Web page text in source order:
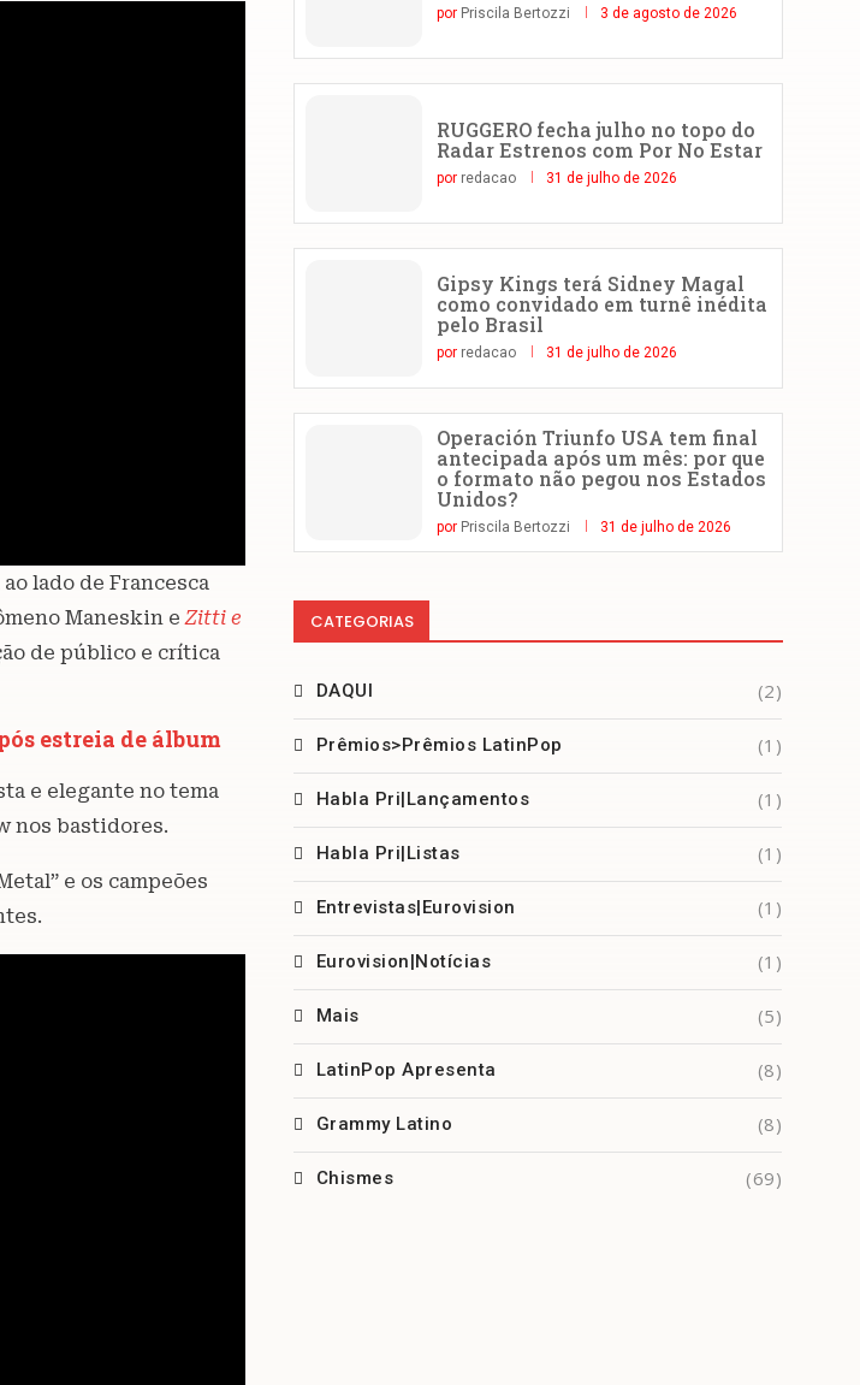
lado de Francesca
Maneskin eZitti e
de público e crítica
estreia de álbum
e elegante no tema
nos bastidores.
e os campeões
por Priscila Bertozzi 3 de agosto de 2026
RUGGERO fecha julho no topo do
Radar Estrenos com Por No Estar
por redacao 31 de julho de 2026
Gipsy Kings terá Sidney Magal
como convidado em turnê inédita
pelo Brasil
por redacao 31 de julho de 2026
Operación Triunfo USA tem final
antecipada após um mês: por que
o formato não pegou nos Estados
Unidos?
por Priscila Bertozzi 31 de julho de 2026
CATEGORIAS
DAQUI (2)
Prêmios>Prêmios LatinPop (1)
Habla Pri|Lançamentos (1)
Habla Pri|Listas (1)
Entrevistas|Eurovision (1)
Eurovision|Notícias (1)
Mais (5)
LatinPop Apresenta (8)
Grammy Latino (8)
Chismes (69)